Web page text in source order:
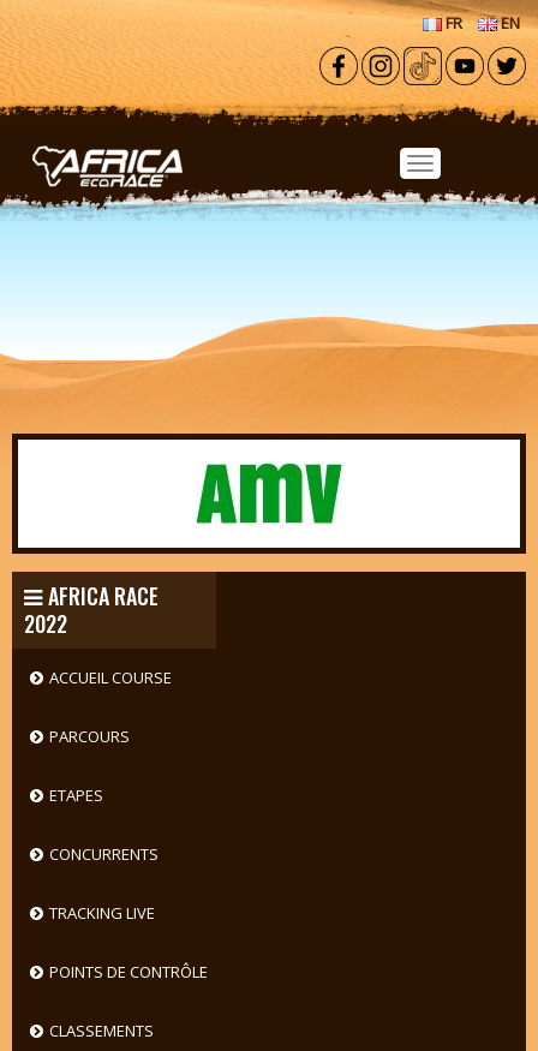
Aller au contenu principal
FR EN
AFRICA RACE
2022
ACCUEIL COURSE
PARCOURS
ETAPES
CONCURRENTS
TRACKING LIVE
POINTS DE CONTRÔLE
CLASSEMENTS